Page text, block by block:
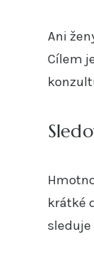
Ani
Cílem
krátké
sleduje